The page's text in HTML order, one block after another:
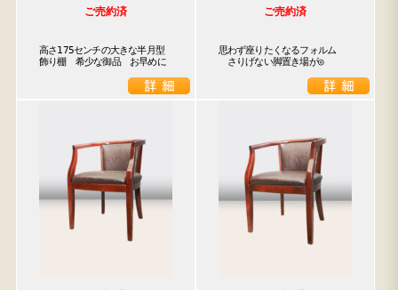
ご売約済
高さ175センチの大きな半月型
飾り棚　希少な御品　お早めに
ご売約済
思わず座りたくなるフォルム
さりげない脚置き場が◎